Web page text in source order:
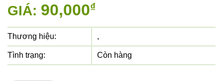
GIÁ: 90,000₫
Thương hiệu: ,
Tình trạng: Còn hàng